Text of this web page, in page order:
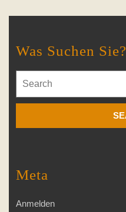
Was Suchen Sie?
for:
Meta
Anmelden